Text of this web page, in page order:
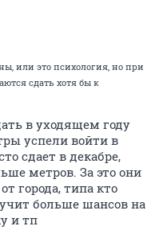
или это психология, но при
сдать хотя бы к
в уходящем году
успели войти в
сдает в декабре,
метров. За это они
города, типа кто
больше шансов на
и тп